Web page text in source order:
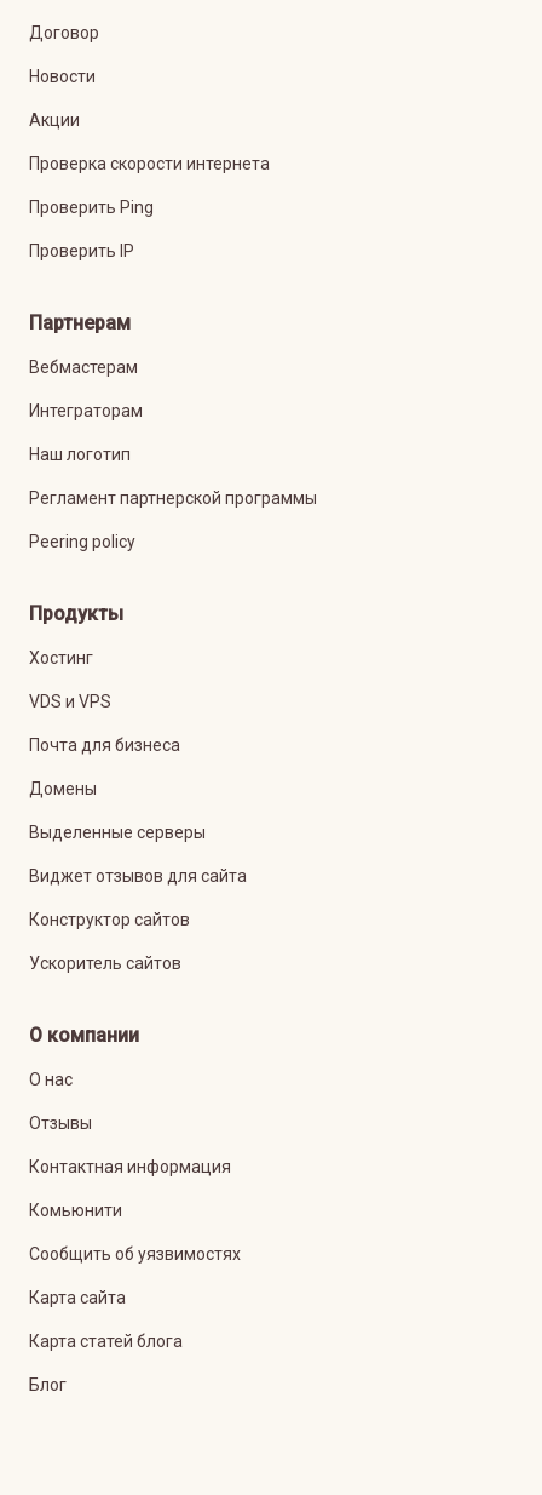
Договор
Новости
Акции
Проверка скорости интернета
Проверить Ping
Проверить IP
Партнерам
Вебмастерам
Интеграторам
Наш логотип
Регламент партнерской программы
Peering policy
Продукты
Хостинг
VDS и VPS
Почта для бизнеса
Домены
Выделенные серверы
Виджет отзывов для сайта
Конструктор сайтов
Ускоритель сайтов
О компании
О нас
Отзывы
Контактная информация
Комьюнити
Сообщить об уязвимостях
Карта сайта
Карта статей блога
Блог